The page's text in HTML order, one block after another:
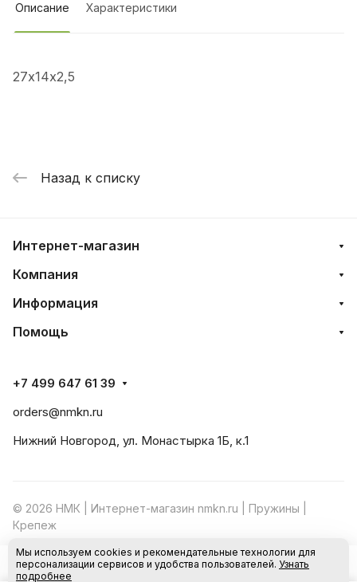
В корзину
Описание Характеристики
27х14х2,5
Назад к списку
Интернет-магазин
Компания
Информация
Помощь
+7 499 647 61 39
orders@nmkn.ru
Нижний Новгород, ул. Монастырка 1Б, к.1
© 2026 НМК | Интернет-магазин nmkn.ru | Пружины |
Крепеж
Конфиденциальность Оферта
Мы используем cookies и рекомендательные технологии для
персонализации сервисов и удобства пользователей. Узнать
подробнее